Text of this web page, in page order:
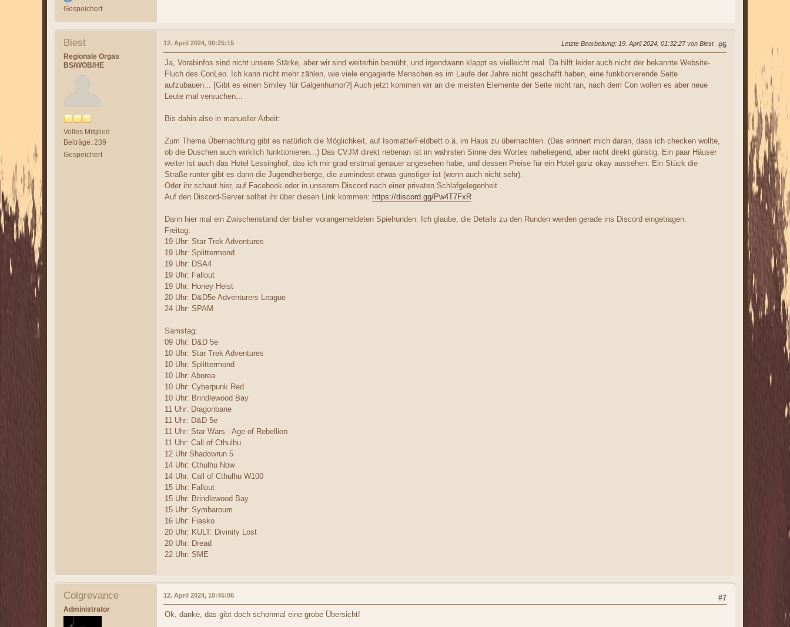
Gespeichert
Biest
Regionale Orgas
BS/WOB/HE
Volles Mitglied
Beiträge: 239
Gespeichert
#6
12. April 2024, 00:25:15 Letzte Bearbeitung: 19. April 2024, 01:32:27 von Biest
Ja, Vorabinfos sind nicht unsere Stärke, aber wir sind weiterhin bemüht, und irgendwann klappt es vielleicht mal. Da hilft leider auch nicht der bekannte Website-
Fluch des ConLeo. Ich kann nicht mehr zählen, wie viele engagierte Menschen es im Laufe der Jahre nicht geschafft haben, eine funktionierende Seite
aufzubauen... [Gibt es einen Smiley für Galgenhumor?] Auch jetzt kommen wir an die meisten Elemente der Seite nicht ran, nach dem Con wollen es aber neue
Leute mal versuchen...
Bis dahin also in manueller Arbeit:
Zum Thema Übernachtung gibt es natürlich die Möglichkeit, auf Isomatte/Feldbett o.ä. im Haus zu übernachten. (Das erinnert mich daran, dass ich checken wollte,
ob die Duschen auch wirklich funktionieren...) Das CVJM direkt nebenan ist im wahrsten Sinne des Wortes naheliegend, aber nicht direkt günstig. Ein paar Häuser
weiter ist auch das Hotel Lessinghof, das ich mir grad erstmal genauer angesehen habe, und dessen Preise für ein Hotel ganz okay aussehen. Ein Stück die
Straße runter gibt es dann die Jugendherberge, die zumindest etwas günstiger ist (wenn auch nicht sehr).
Oder ihr schaut hier, auf Facebook oder in unserem Discord nach einer privaten Schlafgelegenheit.
Auf den Discord-Server solltet ihr über diesen Link kommen: https://discord.gg/Pw4T7FxR
Dann hier mal ein Zwischenstand der bisher vorangemeldeten Spielrunden. Ich glaube, die Details zu den Runden werden gerade ins Discord eingetragen.
Freitag:
19 Uhr: Star Trek Adventures
19 Uhr: Splittermond
19 Uhr: DSA4
19 Uhr: Fallout
19 Uhr: Honey Heist
20 Uhr: D&D5e Adventurers League
24 Uhr: SPAM
Samstag:
09 Uhr: D&D 5e
10 Uhr: Star Trek Adventures
10 Uhr: Splittermond
10 Uhr: Aborea
10 Uhr: Cyberpunk Red
10 Uhr: Brindlewood Bay
11 Uhr: Dragonbane
11 Uhr: D&D 5e
11 Uhr: Star Wars - Age of Rebellion
11 Uhr: Call of Cthulhu
12 Uhr Shadowrun 5
14 Uhr: Cthulhu Now
14 Uhr: Call of Cthulhu W100
15 Uhr: Fallout
15 Uhr: Brindlewood Bay
15 Uhr: Symbaroum
16 Uhr: Fiasko
20 Uhr: KULT: Divinity Lost
20 Uhr: Dread
22 Uhr: SME
Colgrevance
Administrator
#7
12. April 2024, 10:45:06
Ok, danke, das gibt doch schonmal eine grobe Übersicht!